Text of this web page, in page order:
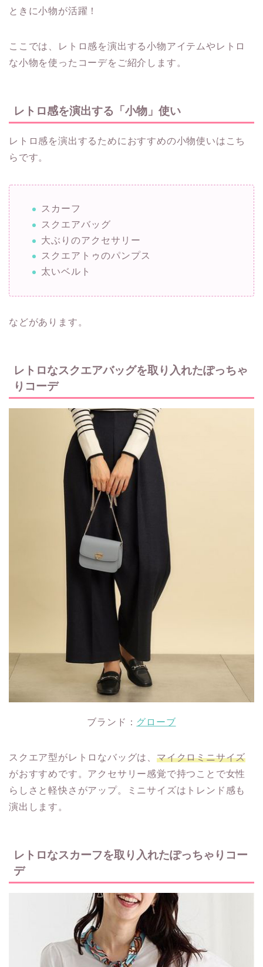
ときに小物が活躍！
ここでは、レトロ感を演出する小物アイテムやレトロ
な小物を使ったコーデをご紹介します。
レトロ感を演出する「小物」使い
レトロ感を演出するためにおすすめの小物使いはこち
らです。
スカーフ
スクエアバッグ
大ぶりのアクセサリー
スクエアトゥのパンプス
太いベルト
などがあります。
レトロなスクエアバッグを取り入れたぽっちゃ
りコーデ
ブランド： グローブ
スクエア型がレトロなバッグは、マイクロミニサイズ
がおすすめです。アクセサリー感覚で持つことで女性
らしさと軽快さがアップ。ミニサイズはトレンド感も
演出します。
レトロなスカーフを取り入れたぽっちゃりコー
デ